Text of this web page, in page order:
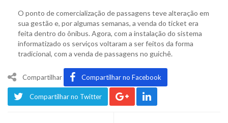
O ponto de comercialização de passagens teve alteração em
sua gestão e, por algumas semanas, a venda do ticket era
feita dentro do ônibus. Agora, com a instalação do sistema
informatizado os serviços voltaram a ser feitos da forma
tradicional, com a venda de passagens no guichê.
Compartilhar Compartilhar no Facebook
Compartilhar no Twitter